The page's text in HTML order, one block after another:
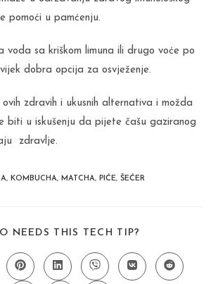
pomoći u pamćenju.
voda sa kriškom limuna ili drugo voće po
dobra opcija za osvježenje.
zdravih i ukusnih alternativa i možda
biti u iskušenju da pijete čašu gaziranog
zdravlje.
, KOMBUCHA, MATCHA, PIĆE, ŠEĆER
NEEDS THIS TECH TIP?
CONTENT
Opens
in
Opens
in
Opens
in
Opens
in
Opens
in